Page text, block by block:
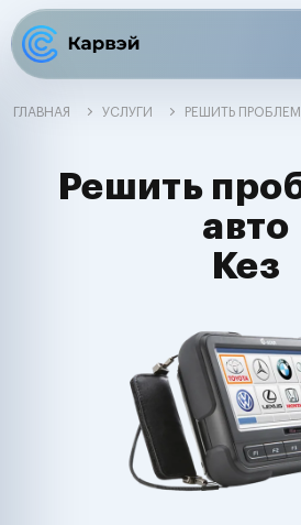
ГЛАВНАЯ УСЛУГИ РЕШИТЬ
Решить
авто
Кез